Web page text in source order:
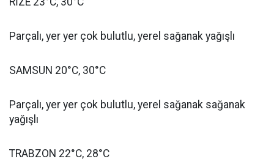
Parçalı, yer yer çok bulutlu, yerel sağanak yağışlı
SAMSUN 20°C, 30°C
Parçalı, yer yer çok bulutlu, yerel sağanak sağanak
yağışlı
TRABZON 22°C, 28°C